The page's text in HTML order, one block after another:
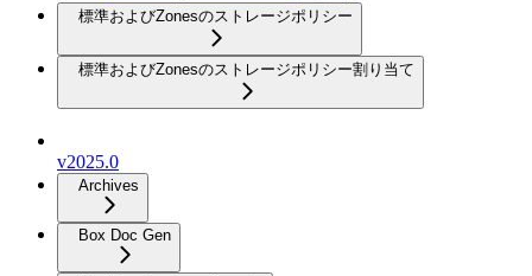
標準およびZonesのストレージポリシー
標準およびZonesのストレージポリシー割り当て
v2025.0
Archives
Box Doc Gen